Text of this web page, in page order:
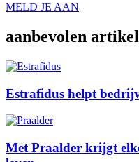
MELD JE AAN
aanbevolen
Estrafidus helpt
Met Praalder krijgt